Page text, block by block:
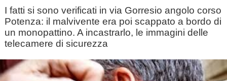
I fatti si sono verificati in via Gorresio angolo corso
Potenza: il malvivente era poi scappato a bordo di
un monopattino. A incastrarlo, le immagini delle
telecamere di sicurezza